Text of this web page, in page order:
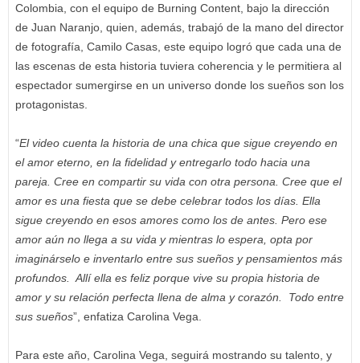
Colombia, con el equipo de Burning Content, bajo la dirección
de Juan Naranjo, quien, además, trabajó de la mano del director
de fotografía, Camilo Casas, este equipo logró que cada una de
las escenas de esta historia tuviera coherencia y le permitiera al
espectador sumergirse en un universo donde los sueños son los
protagonistas.
“El video cuenta la historia de una chica que sigue creyendo en
el amor eterno, en la fidelidad y entregarlo todo hacia una
pareja. Cree en compartir su vida con otra persona. Cree que el
amor es una fiesta que se debe celebrar todos los días. Ella
sigue creyendo en esos amores como los de antes. Pero ese
amor aún no llega a su vida y mientras lo espera, opta por
imaginárselo e inventarlo entre sus sueños y pensamientos más
profundos. Allí ella es feliz porque vive su propia historia de
amor y su relación perfecta llena de alma y corazón. Todo entre
sus sueños”, enfatiza Carolina Vega.
Para este año, Carolina Vega, seguirá mostrando su talento, y